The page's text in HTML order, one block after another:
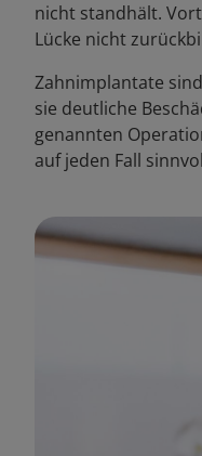
nicht standhält.
Lücke nicht
Zahnimplantate
sie deutliche
genannten
auf jeden Fall